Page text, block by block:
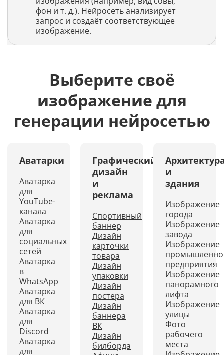
фон и т. д.). Нейросеть анализирует
запрос и создаёт соответствующее
изображение.
Выберите своё
изображение для
генерации нейросетью
Аватарки
Аватарка
для
YouTube-
канала
Аватарка
для
социальных
сетей
Аватарка
в
WhatsApp
Аватарка
для ВК
Аватарка
для
Discord
Аватарка
для
Графический
дизайн
и
реклама
Спортивный
баннер
Дизайн
карточки
товара
Дизайн
упаковки
Дизайн
постера
Дизайн
баннера
ВК
Дизайн
билборда
и
здания
Изображение
города
Изображение
завода
Изображение
предприятия
Изображение
панорамного
лифта
Изображение
улицы
Фото
рабочего
места